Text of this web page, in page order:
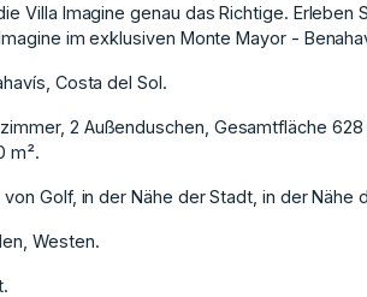
Villa Imagine genau das Richtige. Erleben
im exklusiven Monte Mayor -
Costa del Sol.
2 Außenduschen, Gesamtfläche 628
m².
Golf, in der Nähe der Stadt, in der Nähe
Westen.